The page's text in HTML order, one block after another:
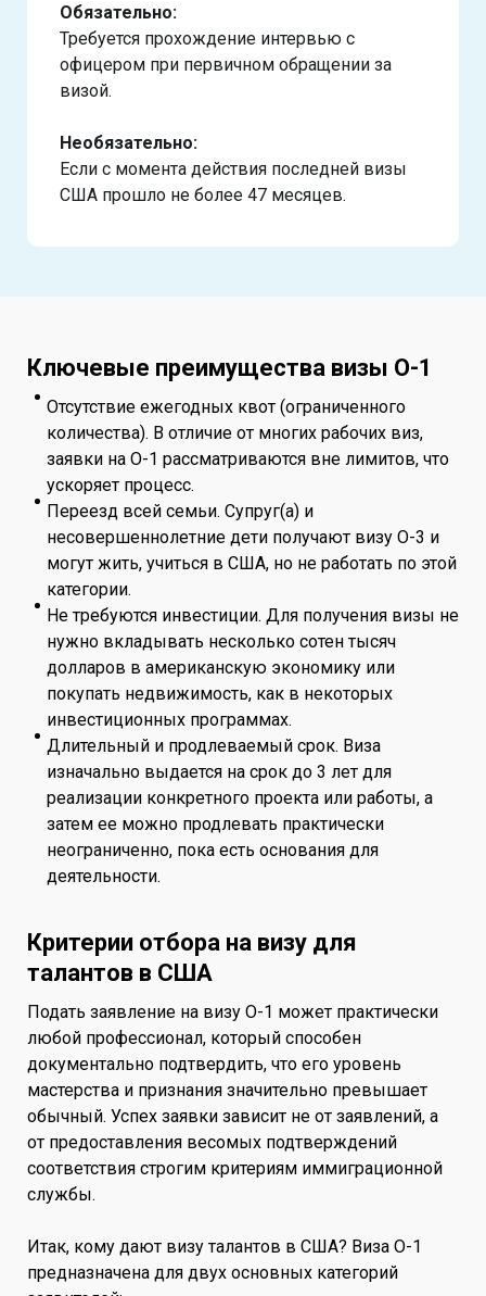
Обязательно:
Требуется прохождение интервью с
офицером при первичном обращении за
визой.
Необязательно:
Если с момента действия последней визы
США прошло не более 47 месяцев.
Ключевые преимущества визы O-1
Отсутствие ежегодных квот (ограниченного
количества). В отличие от многих рабочих виз,
заявки на O-1 рассматриваются вне лимитов, что
ускоряет процесс.
Переезд всей семьи. Супруг(а) и
несовершеннолетние дети получают визу O-3 и
могут жить, учиться в США, но не работать по этой
категории.
Не требуются инвестиции. Для получения визы не
нужно вкладывать несколько сотен тысяч
долларов в американскую экономику или
покупать недвижимость, как в некоторых
инвестиционных программах.
Длительный и продлеваемый срок. Виза
изначально выдается на срок до 3 лет для
реализации конкретного проекта или работы, а
затем ее можно продлевать практически
неограниченно, пока есть основания для
деятельности.
Критерии отбора на визу для
талантов в США
Подать заявление на визу O-1 может практически
любой профессионал, который способен
документально подтвердить, что его уровень
мастерства и признания значительно превышает
обычный. Успех заявки зависит не от заявлений, а
от предоставления весомых подтверждений
соответствия строгим критериям иммиграционной
службы.
Итак, кому дают визу талантов в США? Виза O-1
предназначена для двух основных категорий